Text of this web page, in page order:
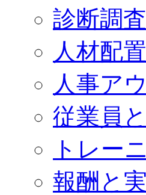
診断調査
人材配置
人事ア
従業員
トレー
報酬と